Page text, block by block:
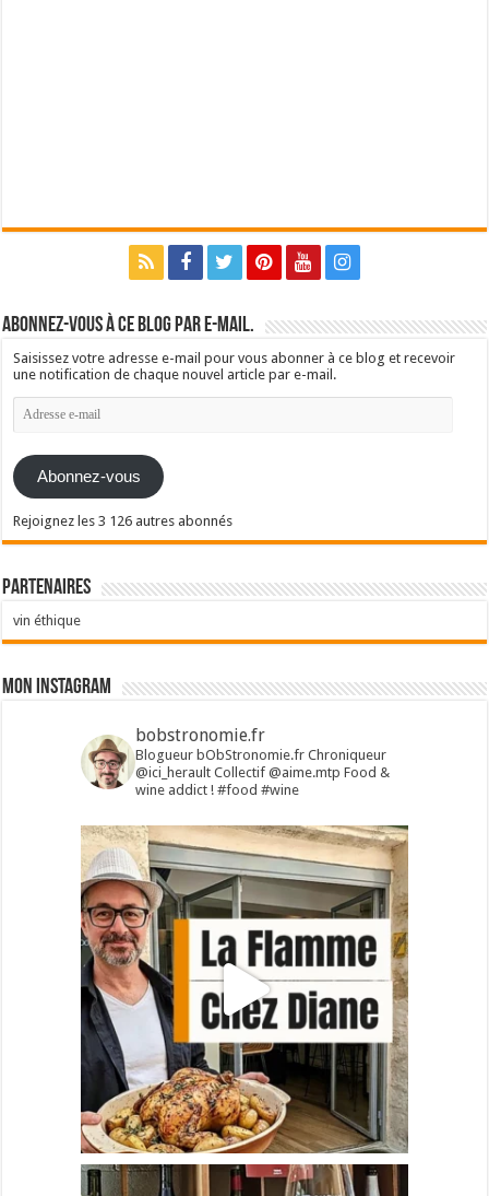
Abonnez-vous à ce blog par e-mail.
Saisissez votre adresse e-mail pour vous abonner à ce blog et recevoir
une notification de chaque nouvel article par e-mail.
Adresse
e-
Abonnez-vous
Rejoignez les 3 126 autres abonnés
Partenaires
vin éthique
Mon Instagram
bobstronomie.fr
Blogueur bObStronomie.fr Chroniqueur
@ici_heraultCollectif @aime.mtp Food &
wine addict !#food #wine